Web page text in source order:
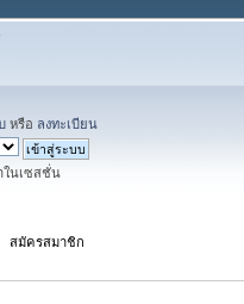
หรือ ลงทะเบียน
ในเซสชั่น
สมัครสมาชิก